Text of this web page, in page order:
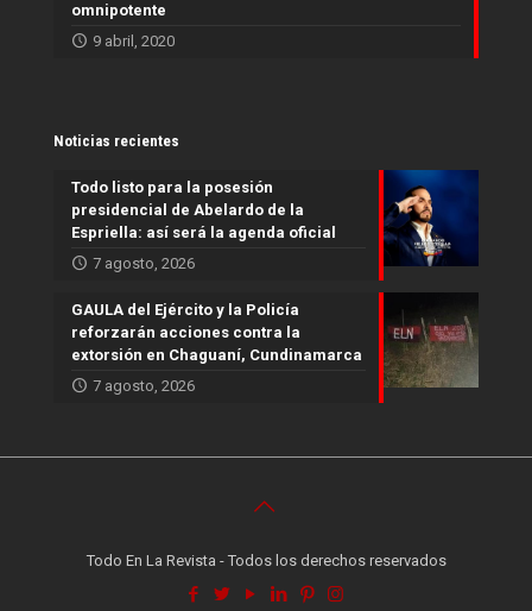
omnipotente
9 abril, 2020
Noticias recientes
Todo listo para la posesión
presidencial de Abelardo de la
Espriella: así será la agenda oficial
7 agosto, 2026
GAULA del Ejército y la Policía
reforzarán acciones contra la
extorsión en Chaguaní, Cundinamarca
7 agosto, 2026
Todo En La Revista - Todos los derechos reservados